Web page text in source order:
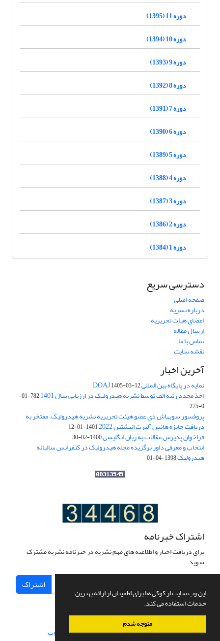
این وب سایت از کوکی ها برای اطمینان از ارائه بهترین
خدمات استفاده می کند.
متوجه شدم
دوره 11 (1395)
دوره 10 (1394)
دوره 9 (1393)
دوره 8 (1392)
دوره 7 (1391)
دوره 6 (1390)
دوره 5 (1389)
دوره 4 (1388)
دوره 3 (1387)
دوره 2 (1386)
دوره 1 (1384)
دسترسی سریع
صفحه اصلی
درباره نشریه
اعضای هیات تحریریه
ارسال مقاله
تماس با ما
نقشه سایت
آخرین اخبار
نمایه در پایگاه بین المللی DOAJ1405-03-12
اخذ مجدد رتبه الف توسط نشریه هیدرولیک در ارزیابی سال 1401
782-01-
0-275
پروفسور سوبهاش دی عضو هیئت تحریریه نشریه هیدرولیک، مفتخر به
دریافت جایزه هانس آلبرت انیشتین 2022 1401-01-12
فراخوان پذیرش مقالات به زبان انگلیسی1400-02-30
انتخاب و معرفی داور برگزیده مجله هیدرولیک در کنفرانس سالیانه
هیدرولیک1398-04-01
اشتراک خبرنامه
برای دریافت اخبار و اطلاعیه های مهم نشریه در خبرنامه نشریه مشترک
شوید.
اشتراک
سامانه مدیریت نشریات علمی.طراحی و پیاده سازی از سیناوب